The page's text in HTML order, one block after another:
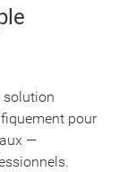
solution
pour
—